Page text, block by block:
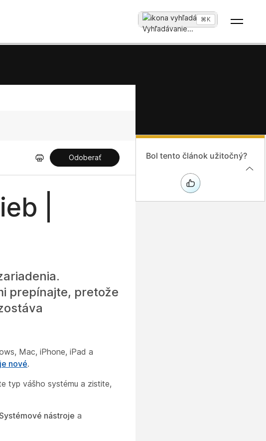
Vyhľadávanie...
⌘K
Odoberať
|
prepínajte, pretože
Mac, iPhone, iPad a
nové.
typ vášho systému a zistite,
nástroje a
Bol tento článok užitočný?